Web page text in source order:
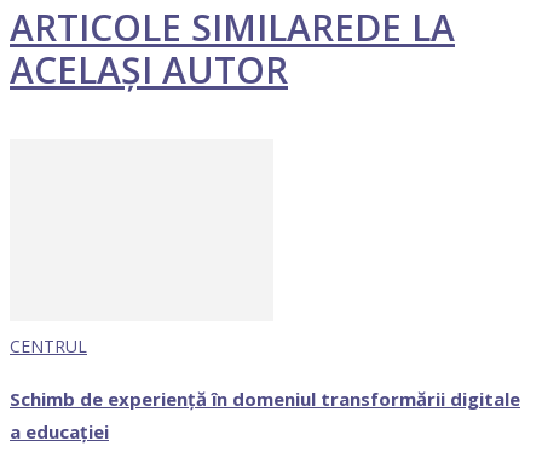
ARTICOLE SIMILAREDE LA
ACELAȘI AUTOR
CENTRUL
Schimb de experiență în domeniul transformării digitale
a educației